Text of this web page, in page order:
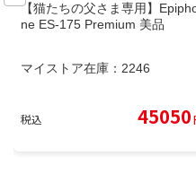
【猫たちの父さま専用】
ne ES-175 Premium 美品
マイストア在庫： 2246
税込 45050